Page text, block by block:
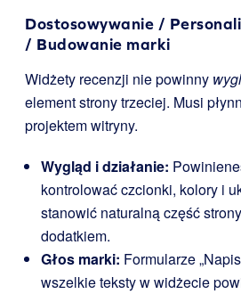
Dostosowywanie /
/ Budowanie marki
Widżety recenzji nie powinny
element strony trzeciej. Musi
projektem witryny.
Wygląd i działanie:
kontrolować czcionki, kolory i
stanowić naturalną część
dodatkiem.
Głos marki: Formularze
wszelkie teksty w widżecie